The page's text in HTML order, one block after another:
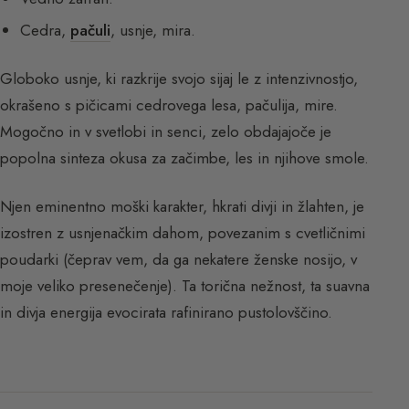
Cedra, pačuli, usnje, mira.
Globoko usnje, ki razkrije svojo sijaj le z intenzivnostjo,
okrašeno s pičicami cedrovega lesa, pačulija, mire.
Mogočno in v svetlobi in senci, zelo obdajajoče je
popolna sinteza okusa za začimbe, les in njihove smole.
Njen eminentno moški karakter, hkrati divji in žlahten, je
izostren z usnjenačkim dahom, povezanim s cvetličnimi
poudarki (čeprav vem, da ga nekatere ženske nosijo, v
moje veliko presenečenje). Ta torična nežnost, ta suavna
in divja energija evocirata rafinirano pustolovščino.